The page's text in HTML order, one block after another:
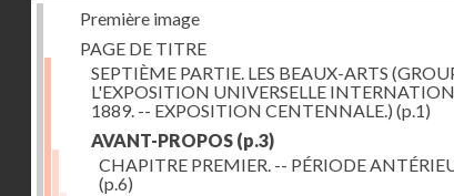
Première image
PAGE DE TITRE
SEPTIÈME PARTIE. LES BEAUX-ARTS
L'EXPOSITION UNIVERSELLE
1889. -- EXPOSITION CENTENNALE.) (p.1)
AVANT-PROPOS (p.3)
CHAPITRE PREMIER. -- PÉRIODE
(p.6)